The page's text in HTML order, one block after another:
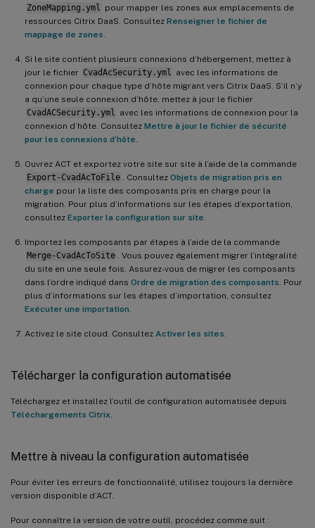
ZoneMapping.yml pour mapper les zones aux emplacements de
ressources Citrix DaaS. Consultez Renseigner le fichier de
mappage de zones.
Si le site contient plusieurs connexions d’hébergement, mettez à
jour le fichier CvadAcSecurity.yml avec les informations de
connexion pour chaque type d’hôte migrant vers Citrix DaaS. S’il n’y
a qu’une seule connexion d’hôte, mettez à jour le fichier
CvadACSecurity.yml avec les informations de connexion pour la
connexion d’hôte. Consultez Mettre à jour le fichier de sécurité
pour les connexions d’hôte.
Ouvrez ACT et exportez votre site sur site à l’aide de la commande
Export-CvadAcToFile . Consultez Objets de migration pris en
charge pour la liste des composants pris en charge pour la
migration. Pour plus d’informations sur les étapes d’exportation,
consultez Exporter la configuration sur site.
Importez les composants par étapes à l’aide de la commande
Merge-CvadAcToSite . Vous pouvez également migrer l’intégralité
du site en une seule fois. Assurez-vous de migrer les composants
dans l’ordre indiqué dans Ordre de migration des composants. Pour
plus d’informations sur les étapes d’importation, consultez
Exécuter une importation.
Activez le site cloud. Consultez Activer les sites.
Télécharger la configuration automatisée
Téléchargez et installez l’outil de configuration automatisée depuis
Téléchargements Citrix.
Mettre à niveau la configuration automatisée
Pour éviter les erreurs de fonctionnalité, utilisez toujours la dernière
version disponible d’ACT.
Pour connaître la version de votre outil, procédez comme suit :